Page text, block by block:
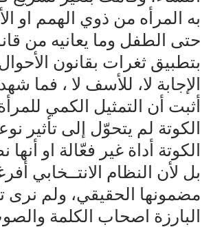
به المرأه من ذوي الهمم او
حتى الطفل وما يعانيه من
بتطبيق ثغرات بقانون
الإجابة لا، للأسف لا ، فما
أثبت أن التمثيل الكمي
الكوتة لم يتحوّل إلى تأثير
الكوتة أداة غير فعّالة او
بل لأن النظام الانتــخابي
مضمونها الحقيقي، ولم نرى
البارزة اصحاب الكلمة